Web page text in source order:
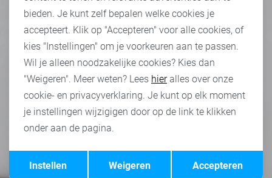
Terug Opslaan
bieden. Je kunt zelf bepalen welke cookies je
accepteert. Klik op "Accepteren" voor alle cookies, of
kies "Instellingen" om je voorkeuren aan te passen.
Wil je alleen noodzakelijke cookies? Kies dan
"Weigeren". Meer weten? Lees hieralles over onze
cookie- en privacyverklaring. Je kunt op elk moment
je instellingen wijzigigen door op de link te klikken
onder aan de pagina.
Accepteren
Weigeren
Instellen